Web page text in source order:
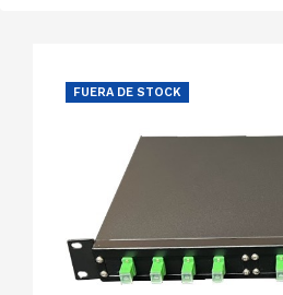
FUERA DE STOCK